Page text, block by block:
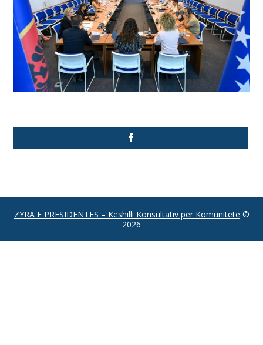
ZYRA E PRESIDENTES – Këshilli Konsultativ për Komunitete ©
2026